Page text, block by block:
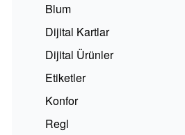
Blum
Dijital Kartlar
Dijital Ürünler
Etiketler
Konfor
Regl